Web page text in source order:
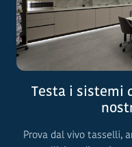
Testa i sistemi
Prova dal vivo tasselli,